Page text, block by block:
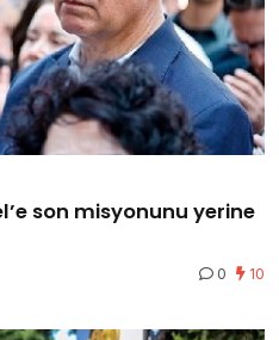
son misyonunu yerine
0 10